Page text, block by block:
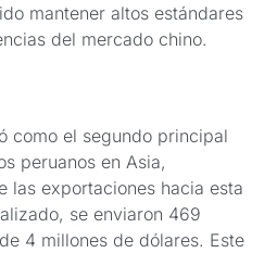
mantener altos estándares
del mercado chino.
como el segundo principal
peruanos en Asia,
las exportaciones hacia esta
se enviaron 469
4 millones de dólares. Este